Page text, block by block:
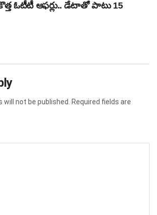
ఓటీటీ ఆఫర్లు.. డేటాతో పాటు 15
not be published.
Required fields are